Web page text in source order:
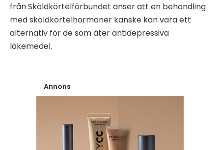
från Sköldkörtelförbundet anser att en behandling
med sköldkörtelhormoner kanske kan vara ett
alternativ för de som äter antidepressiva
läkemedel.
Annons